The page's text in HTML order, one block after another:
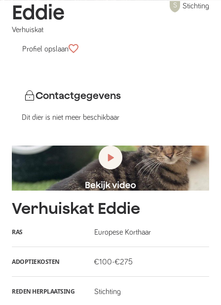
Eddie
Verhuiskat
Stichting
Profiel opslaan
Contactgegevens
Dit dier is niet meer beschikbaar
Verhuiskat Eddie
RAS Europese Korthaar
ADOPTIEKOSTEN €100-€275
REDEN HERPLAATSING Stichting